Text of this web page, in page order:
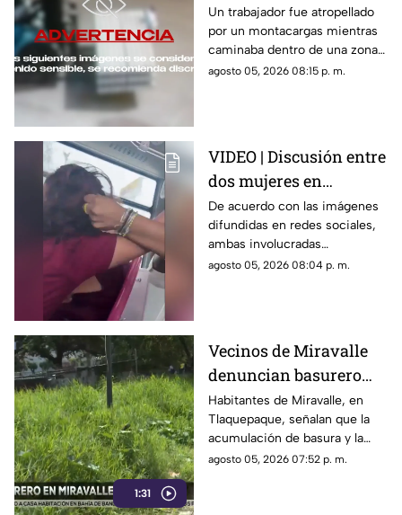
trabajador dentro de
una bodega
Un trabajador fue atropellado
por un montacargas mientras
caminaba dentro de una zona
de trabajo; cámaras de
agosto 05, 2026 08:15 p. m.
VIDEO | Discusión entre
dos mujeres en
transporte público
termina en jalones de
cabello
De acuerdo con las imágenes
difundidas en redes sociales,
ambas involucradas
comenzaron a intercambiar
agosto 05, 2026 08:04 p. m.
1:31
Vecinos de Miravalle
denuncian basurero
clandestino y falta de
seguridad vial en la
colonia
Habitantes de Miravalle, en
Tlaquepaque, señalan que la
acumulación de basura y la
falta de infraestructura vial
agosto 05, 2026 07:52 p. m.